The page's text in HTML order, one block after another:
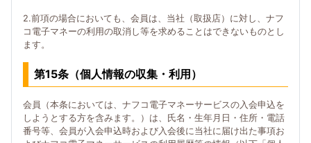
2.前項の場合においても、会員は、当社（取扱店）に対し、ナフ
コ電子マネーの利用の取消し等を求めることはできないものとし
ます。
第15条（個人情報の収集・利用）
会員（本条においては、ナフコ電子マネーサービスの入会申込を
しようとする方を含みます。）は、氏名・生年月日・住所・電話
番号等、会員が入会申込時および入会後に当社に届け出た事項お